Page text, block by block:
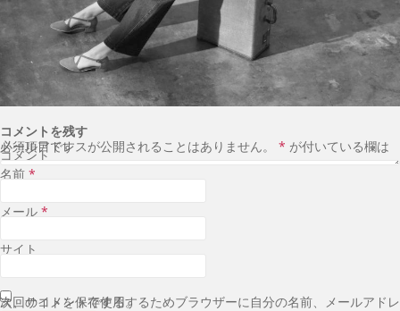
コメントを残す
メールアドレスが公開されることはありません。
*
が付いている欄は必須項目です
コメント
名前 *
メール *
サイト
次回のコメントで使用するためブラウザーに自分の名前、メールアドレス、サイトを保存する。